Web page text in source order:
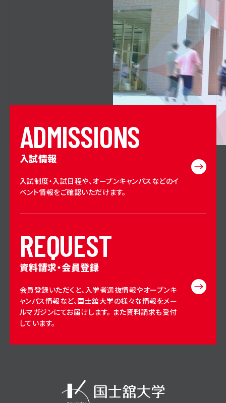
ADMISSIONS
入試情報
入試制度・入試日程や、オープンキャンパスなどのイ
ベント情報をご確認いただけます。
REQUEST
資料請求・会員登録
会員登録いただくと、入学者選抜情報やオープンキ
ャンパス情報など、国士舘大学の様々な情報をメー
ルマガジンにてお届けします。 また資料請求も受付
しています。